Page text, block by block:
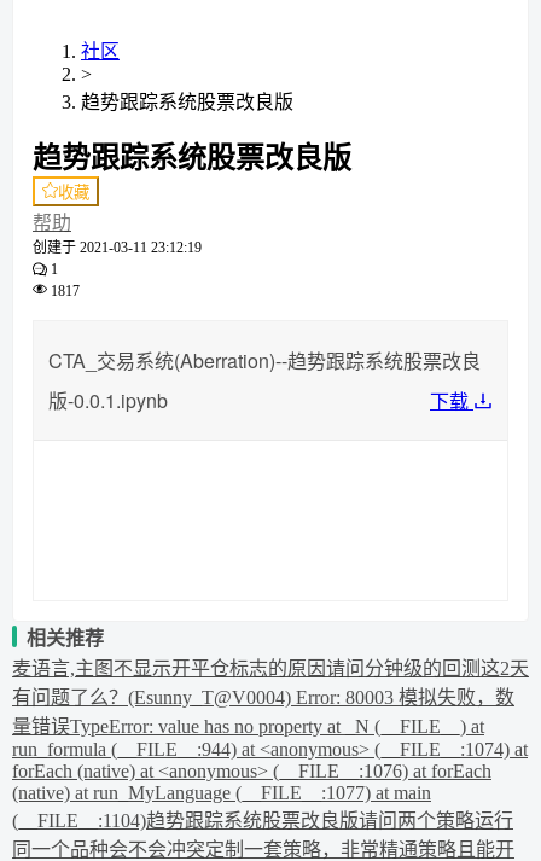
社区
>
趋势跟踪系统股票改良版
趋势跟踪系统股票改良版
收藏
帮助
创建于 2021-03-11 23:12:19
1
1817
CTA_交易系统(Aberration)--趋势跟踪系统股票改良
版-0.0.1.ipynb
下载
相关推荐
麦语言,主图不显示开平仓标志的原因请问分钟级的回测这2天
有问题了么？ (Esunny_T@V0004) Error: 80003 模拟失败，数
量错误TypeError: value has no property at _N (__FILE__) at
run_formula (__FILE__:944) at <anonymous> (__FILE__:1074) at
forEach (native) at <anonymous> (__FILE__:1076) at forEach
(native) at run_MyLanguage (__FILE__:1077) at main
(__FILE__:1104)趋势跟踪系统股票改良版请问两个策略运行
同一个品种会不会冲突定制一套策略，非常精通策略且能开